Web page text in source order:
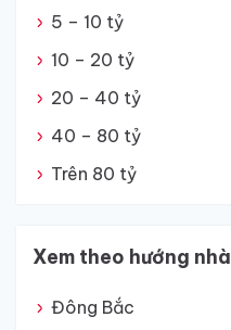
5 – 10 tỷ
10 – 20 tỷ
20 – 40 tỷ
40 – 80 tỷ
Trên 80 tỷ
Xem theo hướng nhà
Đông Bắc